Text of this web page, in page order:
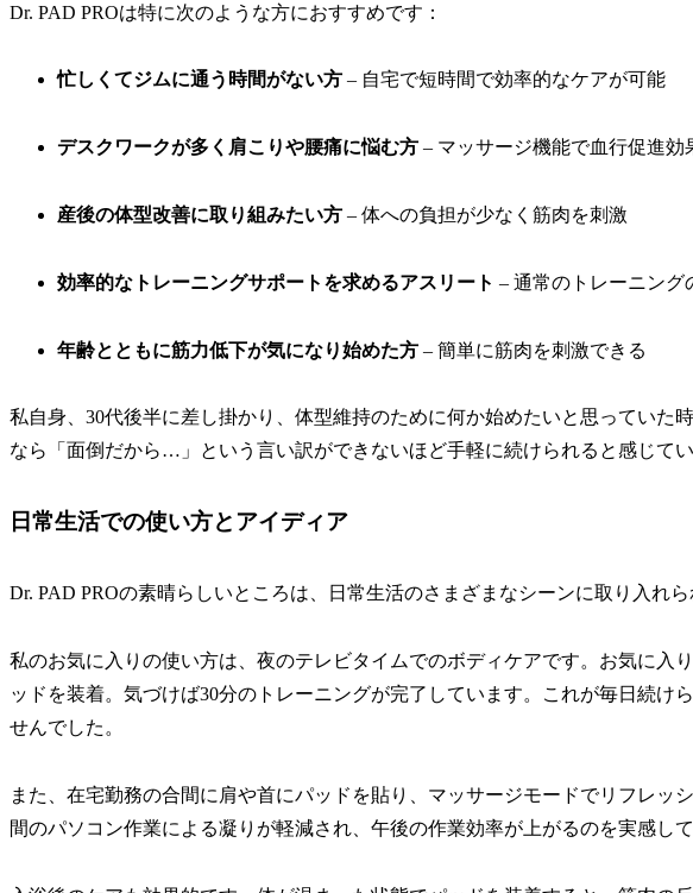
Dr. PAD PROは特に次のような方におすすめです：
忙しくてジムに通う時間がない方 – 自宅で短時間で効率的なケアが可能
デスクワークが多く肩こりや腰痛に悩む方 – マッサージ機能で血行促進効
産後の体型改善に取り組みたい方 – 体への負担が少なく筋肉を刺激
効率的なトレーニングサポートを求めるアスリート – 通常のトレーニング
年齢とともに筋力低下が気になり始めた方 – 簡単に筋肉を刺激できる
私自身、30代後半に差し掛かり、体型維持のために何か始めたいと思っていた
なら「面倒だから…」という言い訳ができないほど手軽に続けられると感じてい
日常生活での使い方とアイディア
Dr. PAD PROの素晴らしいところは、日常生活のさまざまなシーンに取り入れら
私のお気に入りの使い方は、夜のテレビタイムでのボディケアです。お気に入
ッドを装着。気づけば30分のトレーニングが完了しています。これが毎日続け
せんでした。
また、在宅勤務の合間に肩や首にパッドを貼り、マッサージモードでリフレッ
間のパソコン作業による凝りが軽減され、午後の作業効率が上がるのを実感して